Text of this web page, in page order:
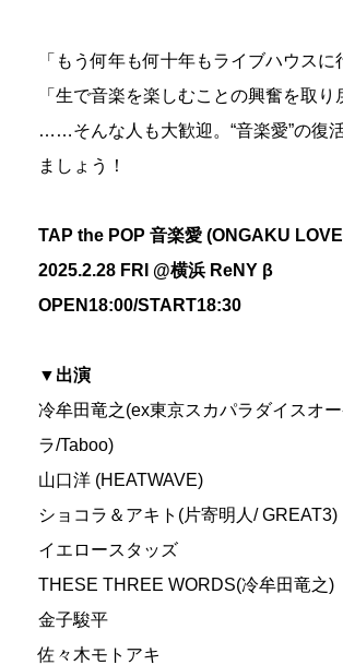
「もう何年も何十年もライブハウスに
「生で音楽を楽しむことの興奮を取り
……そんな人も大歓迎。“音楽愛”の復
ましょう！
TAP the POP 音楽愛 (ONGAKU
2025.2.28 FRI @横浜 ReNY β
OPEN18:00/START18:30
▼出演
冷牟田竜之(ex東京スカパラダイスオー
ラ/Taboo)
山口洋 (HEATWAVE)
ショコラ＆アキト(片寄明人/ GREAT3)
イエロースタッズ
THESE THREE WORDS(冷牟田竜之)
金子駿平
佐々木モトアキ